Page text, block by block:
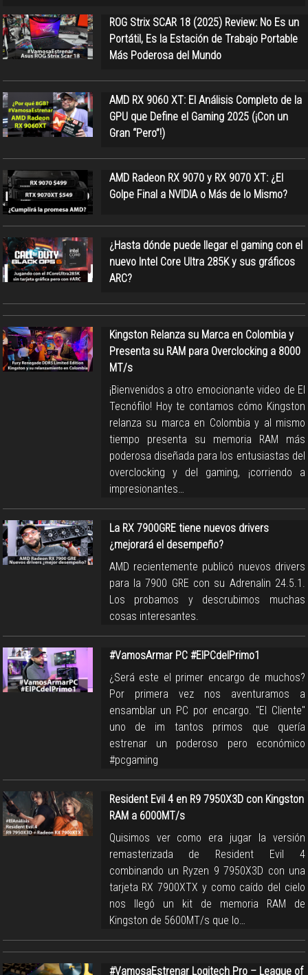
ROG Strix SCAR 18 (2025) Review: No Es un
Portátil, Es la Estación de Trabajo Portable
Más Poderosa del Mundo
AMD RX 9060 XT: El Análisis Completo de la
GPU que Define el Gaming 2025 (¡Con un
Gran “Pero”!)
AMD Radeon RX 9070 y RX 9070 XT: ¿El
Golpe Final a NVIDIA o Más de lo Mismo?
¿Hasta dónde puede llegar el gaming con el
nuevo Intel Core Ultra 285K y sus gráficos
ARC?
Kingston Relanza su Marca en Colombia y
Presenta su RAM para Overclocking a 8000
MT/s
¡Bienvenidos a otro emocionante video de El
Tecnófilo! Hoy te contamos cómo Kingston
relanza su marca en Colombia y al mismo
tiempo presenta su memoria RAM más
poderosa diseñada para los entusiastas del
overclocking y del gaming, ¡corriendo a
impresionantes…
La RX 7900GRE tiene nuevos drivers
¿mejorará el desempeño?
AMD recientemente publicó nuevos drivers
para la 7900 GRE con su Adrenalin 24.5.1.
Los probamos y descrubimos muchas
cosas interesantes.
#VamosArmar PC #ElPCdelPrimo1
¿Será este el primer encargo de muchos?
Por primera vez nos aventuramos a
ensamblar un PC por encargo. "El Cliente"
uno de im tantos primos que quería
estrenar un poderoso pero económico
#pcgaming
Resident Evil 4 en R9 7950X3D con Kingston
RAM a 6000MT/s
Quisimos ver como era jugar la versión
remasterizada de Resident Evil 4
combinando un Ryzen 9 7950X3D con una
tarjeta RX 7900XTX y como caído del cielo
nos llegó un kit de memoria RAM de
Kingston de 5600MT/s que lo…
#VamosaEstrenar Logitech Pro – League of